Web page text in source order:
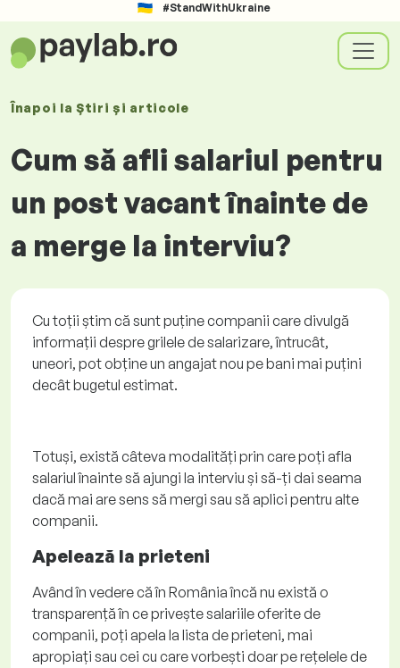
#StandWithUkraine
Înapoi la Știri și articole
Cum să afli salariul pentru
un post vacant înainte de
a merge la interviu?
Cu toții știm că sunt puține companii care divulgă
informații despre grilele de salarizare, întrucât,
uneori, pot obține un angajat nou pe bani mai puțini
decât bugetul estimat.
Totuși, există câteva modalități prin care poți afla
salariul înainte să ajungi la interviu și să-ți dai seama
dacă mai are sens să mergi sau să aplici pentru alte
companii.
Apelează la prieteni
Având în vedere că în România încă nu există o
transparență în ce privește salariile oferite de
companii, poți apela la lista de prieteni, mai
apropiați sau cei cu care vorbești doar pe rețelele de